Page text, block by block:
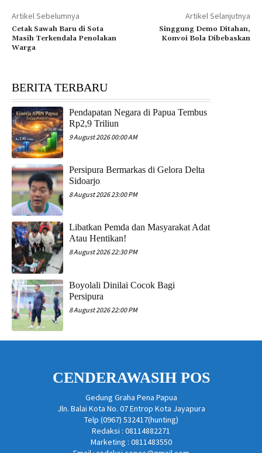
Artikel Sebelumnya
Cetak Sawah Baru di Sota
Masih Terkendala Penolakan
Warga
Artikel Selanjutnya
Singgung Demo Ditahan,
Konvoi Bola Dibebaskan
BERITA TERBARU
Pendapatan Negara di Papua Tembus
Rp2,9 Triliun
9 August 2026 00:00 AM
Persipura Bermarkas di Gelora Delta
Sidoarjo
8 August 2026 23:00 PM
Libatkan Pemda dan Masyarakat Adat
Atau Hentikan!
8 August 2026 22:30 PM
Boyolali Dinilai Cocok Bagi
Persipura
8 August 2026 22:00 PM
CENDERAWASIH POS
Gedung Graha Pena Papua
Jln. Balai Kota No. 07 Entrop Kota Jayapura
Telp (0967) 532417(hunting)
Redaksi : 08114882271
Marketing : 0811483550